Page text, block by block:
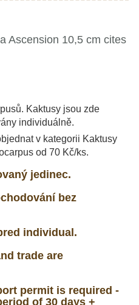
Ascension 10,5 cm cites
Kaktusy jsou zde
individuálně.
v kategorii Kaktusy
od 70 Kč/ks.
jedinec.
bez
individual.
trade are
permit is required -
of 30 days +